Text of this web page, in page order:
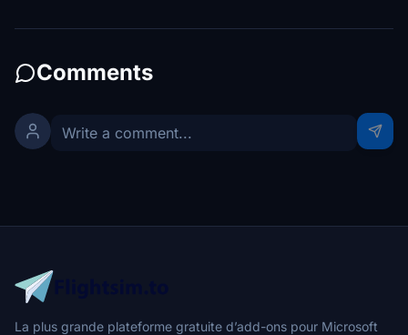
Comments
La plus grande plateforme gratuite d’add-ons pour Microsoft